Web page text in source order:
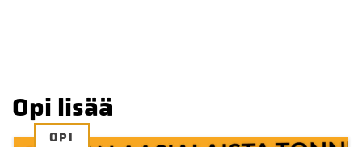
Opi lisää
OPI